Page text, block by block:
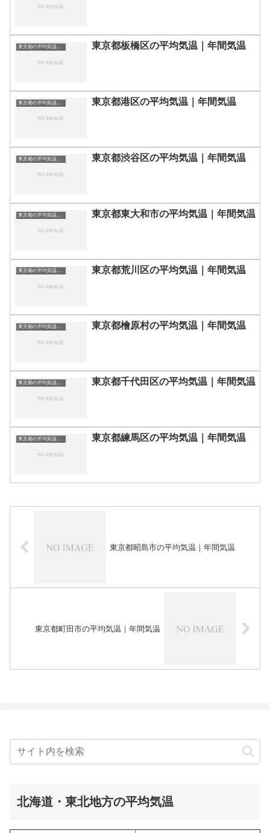
東京都の平均気温まとめ 東京都板橋区の平均気温｜年間気温
東京都の平均気温まとめ 東京都港区の平均気温｜年間気温
東京都渋谷区の平均気温｜年間気温
東京都東大和市の平均気温｜年間気温
東京都の平均気温まとめ 東京都荒川区の平均気温｜年間気温
東京都の平均気温まとめ 東京都檜原村の平均気温｜年間気温
東京都の平均気温まとめ 東京都千代田区の平均気温｜年間気温
東京都の平均気温まとめ 東京都練馬区の平均気温｜年間気温
東京都昭島市の平均気温｜年間気温
東京都町田市の平均気温｜年間気温
北海道・東北地方の平均気温